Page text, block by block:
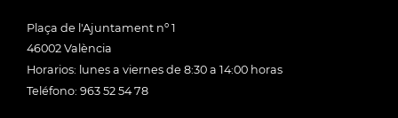
Plaça de l'Ajuntament nº 1
46002 València
Horarios: lunes a viernes de 8:30 a 14:00 horas
Teléfono: 963 52 54 78